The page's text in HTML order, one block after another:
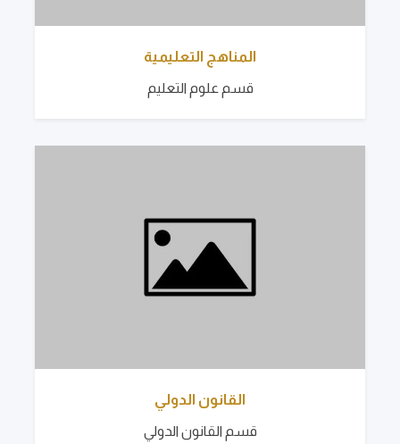
المناهج التعليمية
قسم علوم التعليم
القانون الدولي
قسم القانون الدولي